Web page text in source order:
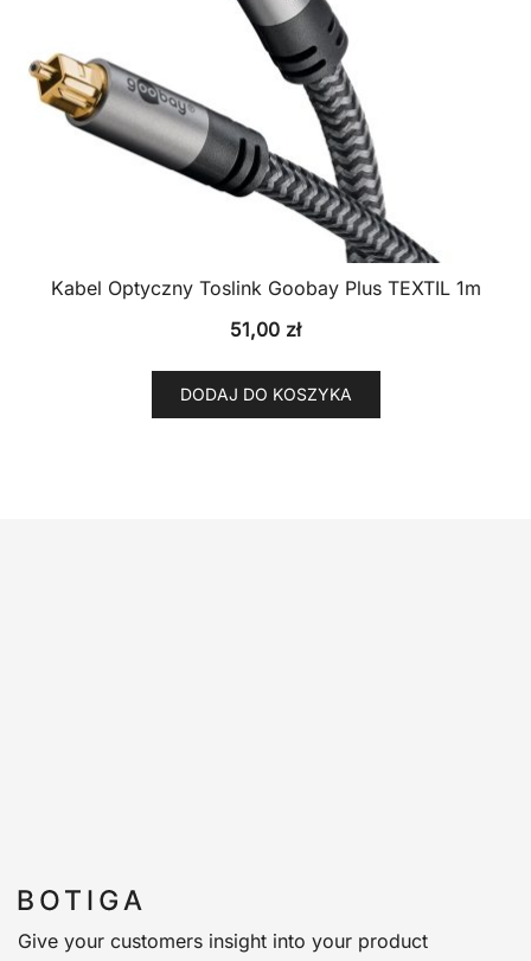
Kabel Optyczny Toslink Goobay Plus TEXTIL 1m
51,00 zł
DODAJ DO KOSZYKA
Give your customers insight into your product